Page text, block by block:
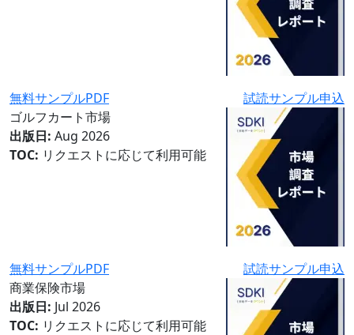
無料サンプルPDF
試読サンプル申込
ゴルフカート市場
出版日: Aug 2026
TOC: リクエストに応じて利用可能
無料サンプルPDF
試読サンプル申込
商業保険市場
出版日: Jul 2026
TOC: リクエストに応じて利用可能